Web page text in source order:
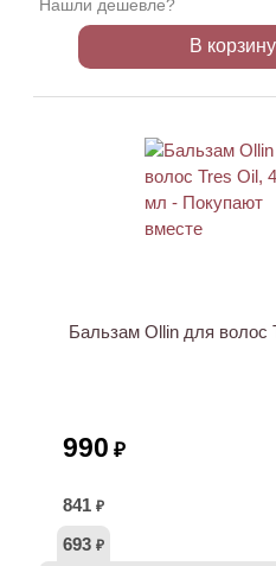
Нашли дешевле?
В корзину
Бальзам Ollin для волос
990 ₽
841 ₽
693 ₽